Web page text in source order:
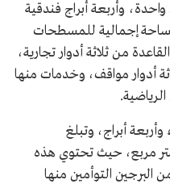
واحدة، وأربعة أبراج فندقية
إجمالية للمسطحات
مبنى القاعدة من ثلاثة أدوار تجارية،
أدوار مواقف، وخدمات منها
وأربعة أبراج، وتبلغ
البنائية حوالي 422,535 متر مربع، حيث تحتوي هذه
تتضمن البرجين التوأمين منها